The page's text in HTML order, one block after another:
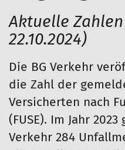
Aktuelle
22.10.2024)
Die BG Verkehr
die Zahl der
Versicherten nach
(FUSE). Im Jahr
Verkehr 284